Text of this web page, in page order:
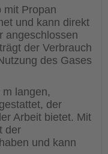
mit Propan
und kann direkt
angeschlossen
der Verbrauch
des Gases
langen,
der
Arbeit bietet. Mit
der
und kann